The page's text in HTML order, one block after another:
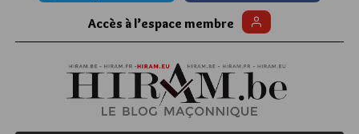
Accès à l’espace membre